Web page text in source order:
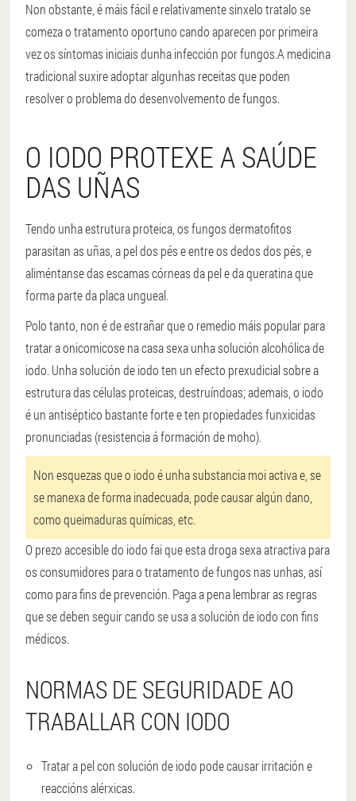
Non obstante, é máis fácil e relativamente sinxelo tratalo se
comeza o tratamento oportuno cando aparecen por primeira
vez os síntomas iniciais dunha infección por fungos.A medicina
tradicional suxire adoptar algunhas receitas que poden
resolver o problema do desenvolvemento de fungos.
O IODO PROTEXE A SAÚDE
DAS UÑAS
Tendo unha estrutura proteica, os fungos dermatofitos
parasitan as uñas, a pel dos pés e entre os dedos dos pés, e
aliméntanse das escamas córneas da pel e da queratina que
forma parte da placa ungueal.
Polo tanto, non é de estrañar que o remedio máis popular para
tratar a onicomicose na casa sexa unha solución alcohólica de
iodo. Unha solución de iodo ten un efecto prexudicial sobre a
estrutura das células proteicas, destruíndoas; ademais, o iodo
é un antiséptico bastante forte e ten propiedades funxicidas
pronunciadas (resistencia á formación de moho).
Non esquezas que o iodo é unha substancia moi activa e, se
se manexa de forma inadecuada, pode causar algún dano,
como queimaduras químicas, etc.
O prezo accesible do iodo fai que esta droga sexa atractiva para
os consumidores para o tratamento de fungos nas unhas, así
como para fins de prevención. Paga a pena lembrar as regras
que se deben seguir cando se usa a solución de iodo con fins
médicos.
NORMAS DE SEGURIDADE AO
TRABALLAR CON IODO
Tratar a pel con solución de iodo pode causar irritación e
reaccións alérxicas.